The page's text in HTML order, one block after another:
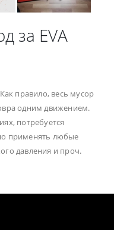
за EVA
правило, весь мусор
одним движением.
потребуется
применять любые
давления и проч.